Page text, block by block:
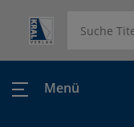
Menü